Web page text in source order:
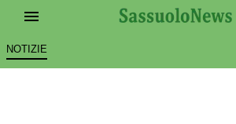
NOTIZIE